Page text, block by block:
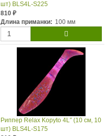
шт) BLS4L-S225
810 ₽
Длина приманки: 100 мм
Риппер Relax Kopyto 4L″ (10 см, 10
шт) BLS4L-S175